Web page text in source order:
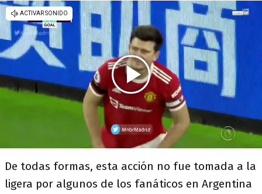
De todas formas, esta acción no fue tomada a la
ligera por algunos de los fanáticos en Argentina